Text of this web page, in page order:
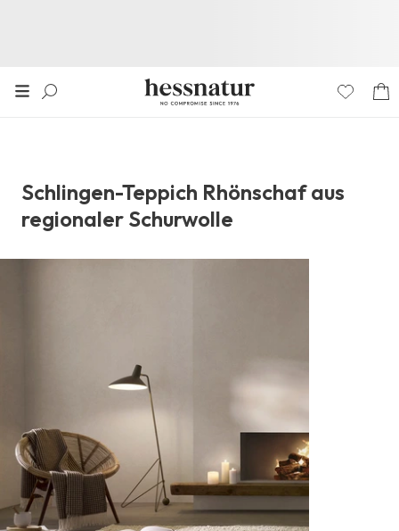
Schlingen-Teppich Rhönschaf aus
regionaler Schurwolle